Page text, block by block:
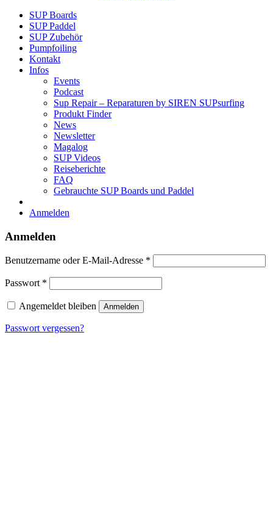
SUP Boards
SUP Paddel
SUP Zubehör
Pumpfoiling
Kontakt
Infos
Events
Podcast
Sup Repair – Reparaturen by SIREN SUPsurfing
Produkt Finder
News
Newsletter
Magalog
SUP Videos
Reiseberichte
FAQ
Gebrauchte SUP Boards und Paddel
Anmelden
Anmelden
Benutzername oder E-Mail-Adresse *
Passwort *
Angemeldet bleiben Anmelden
Passwort vergessen?